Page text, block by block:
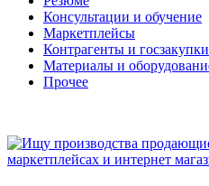
Консультации и обучение
Маркетплейсы
Контрагенты и госзакупки
Материалы и
Прочее